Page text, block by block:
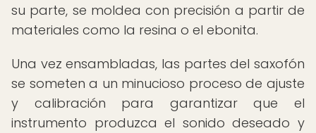
su parte, se moldea con precisión a partir de
materiales como la resina o el ebonita.
Una vez ensambladas, las partes del saxofón
se someten a un minucioso proceso de ajuste
y calibración para garantizar que el
instrumento produzca el sonido deseado y